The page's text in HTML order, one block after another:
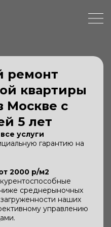
ремонт
квартиры
Москве с
5 лет
услуги
гарантию на
2000 р/м2
среднерыночных
наших
управлению